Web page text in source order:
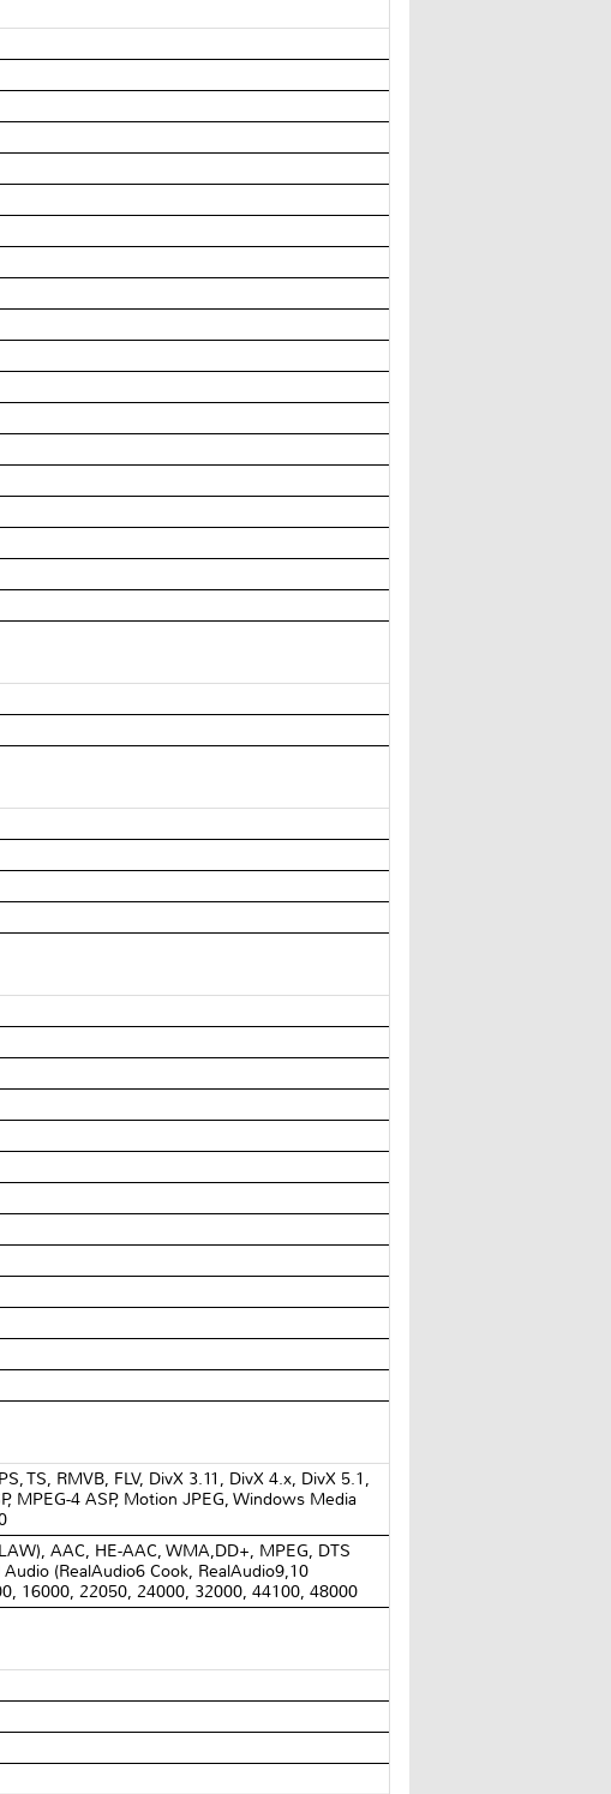
TS, RMVB, FLV, DivX 3.11, DivX 4.x, DivX 5.1,
MPEG-4 ASP, Motion JPEG, Windows Media
AAC, HE-AAC, WMA,DD+, MPEG, DTS
(RealAudio6 Cook, RealAudio9,10
16000, 22050, 24000, 32000, 44100, 48000